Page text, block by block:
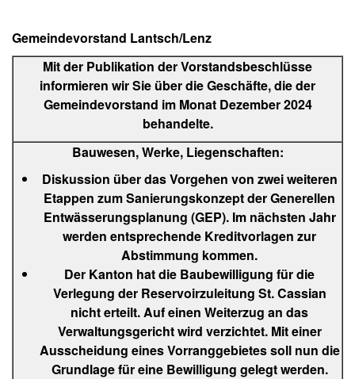
Gemeindevorstand Lantsch/Lenz
Mit der Publikation der Vorstandsbeschlüsse
informieren wir Sie über die Geschäfte, die der
Gemeindevorstand im Monat Dezember 2024
behandelte.
Bauwesen, Werke, Liegenschaften:
Diskussion über das Vorgehen von zwei weiteren
Etappen zum Sanierungskonzept der Generellen
Entwässerungsplanung (GEP). Im nächsten Jahr
werden entsprechende Kreditvorlagen zur
Abstimmung kommen.
Der Kanton hat die Baubewilligung für die
Verlegung der Reservoirzuleitung St. Cassian
nicht erteilt. Auf einen Weiterzug an das
Verwaltungsgericht wird verzichtet. Mit einer
Ausscheidung eines Vorranggebietes soll nun die
Grundlage für eine Bewilligung gelegt werden.